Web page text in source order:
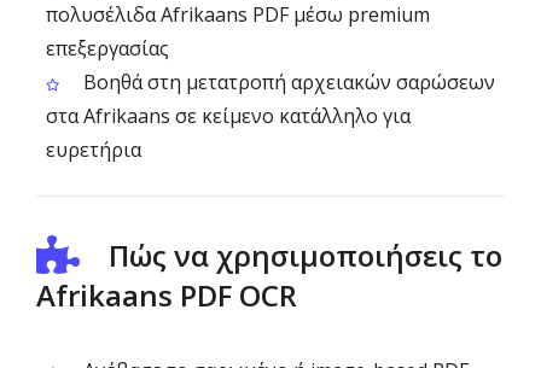
πολυσέλιδα Afrikaans PDF μέσω premium
επεξεργασίας
Βοηθά στη μετατροπή αρχειακών σαρώσεων
στα Afrikaans σε κείμενο κατάλληλο για
ευρετήρια
Πώς να χρησιμοποιήσεις το
Afrikaans PDF OCR